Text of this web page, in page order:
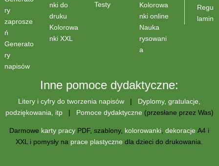
ry
zaprosze
ń
Generato
ry
napisów
nki do
druku
Kolorowa
nki XXL
Testy
Kolorowa
nki online
Nauka
rysowani
a
Regu
lamin
Inne pomoce dydaktyczne:
Litery i cyfry do tworzenia napisów | Dyplomy, gratulacje,
podziękowania, itp| Pomoce dydaktyczne (przesłane przez Was)
Darmowe karty pracy PDF, szablony, kolorowanki,dekoracje A4 i
XXL i pomysły na prace plastyczne dla dzieci do drukowania.